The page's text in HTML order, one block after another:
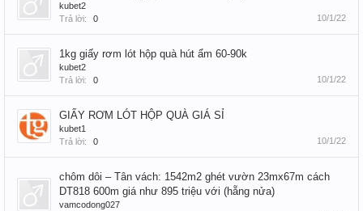
kubet2
Trả lời:
0 10/1/22
1kg giấy rơm lót hộp quà hút ẩm 60-90k
kubet2
Trả lời:
0 10/1/22
GIẤY RƠM LÓT HỘP QUÀ GIÁ SỈ
kubet1
Trả lời:
0 10/1/22
chôm dôi – Tân vách: 1542m2 ghét vườn 23mx67m cách
DT818 600m giá như 895 triệu với (hẵng nửa)
vamcodong027